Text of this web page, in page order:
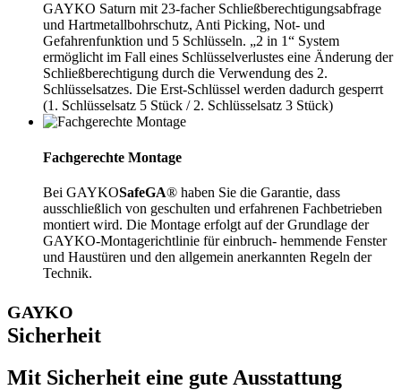
GAYKO Saturn mit 23-facher Schließberechtigungsabfrage
und Hartmetallbohrschutz, Anti Picking, Not- und
Gefahrenfunktion und 5 Schlüsseln. „2 in 1“ System
ermöglicht im Fall eines Schlüsselverlustes eine Änderung der
Schließberechtigung durch die Verwendung des 2.
Schlüsselsatzes. Die Erst-Schlüssel werden dadurch gesperrt
(1. Schlüsselsatz 5 Stück / 2. Schlüsselsatz 3 Stück)
Fachgerechte Montage
Bei GAYKOSafeGA® haben Sie die Garantie, dass
ausschließlich von geschulten und erfahrenen Fachbetrieben
montiert wird. Die Montage erfolgt auf der Grundlage der
GAYKO-Montagerichtlinie für einbruch- hemmende Fenster
und Haustüren und den allgemein anerkannten Regeln der
Technik.
GAYKO
Sicherheit
Mit Sicherheit eine gute Ausstattung